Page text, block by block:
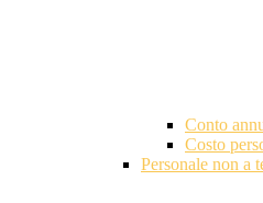
Conto
Costo
Personale non a